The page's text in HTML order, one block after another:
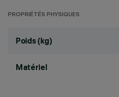
PROPRIÉTÉS PHYSIQUES
Poids (kg)
Matériel